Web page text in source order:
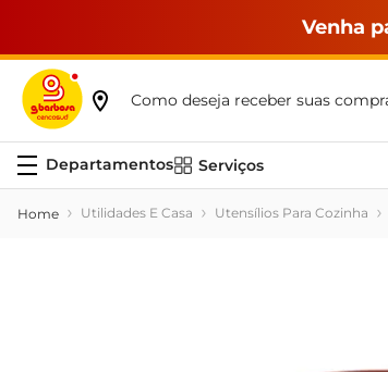
Venha
Como deseja receber suas
Serviços
Utilidades E Casa Utensílios Para Cozinha